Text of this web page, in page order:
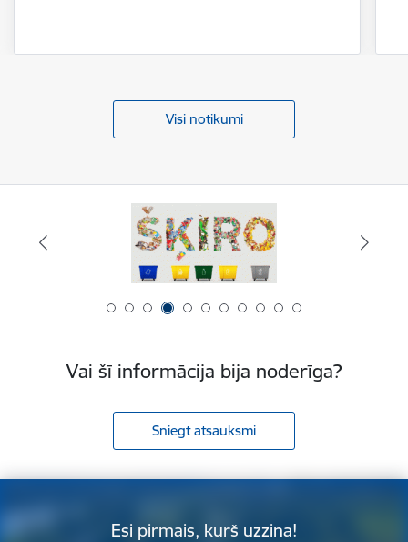
Visi notikumi
Vai šī informācija bija noderīga?
Sniegt atsauksmi
Esi pirmais, kurš uzzina!